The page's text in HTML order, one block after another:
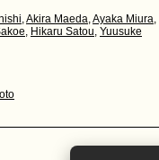
,Akira Maeda,Ayaka Miura,
, Hikaru Satou, Yuusuke